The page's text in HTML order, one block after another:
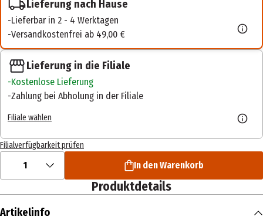
Lieferung nach Hause
Lieferbar in 2 - 4 Werktagen
Versandkostenfrei ab 49,00 €
Lieferung in die Filiale
Kostenlose Lieferung
Zahlung bei Abholung in der Filiale
Filiale wählen
Filialverfügbarkeit prüfen
1 In den Warenkorb
Produktdetails
Artikelinfo